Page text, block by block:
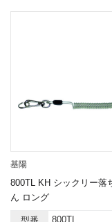
基陽
800TL KH シックリー落
ん ロング
800TL